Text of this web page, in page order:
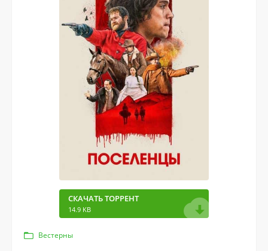
СКАЧАТЬ ТОРРЕНТ
14.9 KB
Вестерны